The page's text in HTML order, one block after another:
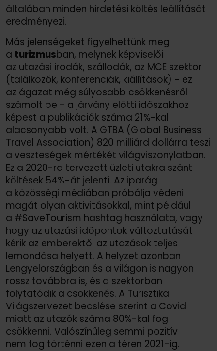
általában minden hirdetési költés leállítását
eredményezi.
Más jelenségeket figyelhettünk meg
a turizmusban, melynek képviselői
az utazási irodák, szállodák, az MCE szektor
(találkozók, konferenciák, kiállítások) - ez
az ágazat még súlyosabb csökkenésről
számolt be - a járvány előtti időszakhoz
képest a publikációk száma 21%-kal
alacsonyabb volt. A GTBA (Global Business
Travel Association) 820 milliárd dollárra teszi
a veszteségek mértékét világviszonylatban.
Ez a 2020-ra tervezett üzleti utakra szánt
költések 54%-át jelenti. Az iparág
a közösségi médiában próbálja védeni
magát olyan aktivitásokkal, mint például
a #SaveTourism hashtag használata, vagy
hogy az utazási időpontok változtatását
kérik az emberektől az utazások teljes
lemondása helyett. A helyzet azonban
Lengyelországban és a világon is nagyon
rossz továbbra is, és a szektorban
folytatódik a csökkenés. A Turisztikai
Világszervezet becslése szerint a Covid
miatt az utazók száma 80%-kal fog
csökkenni. Valószínűleg semmi pozitív
nem fog történni ezen a téren 2021-ig.